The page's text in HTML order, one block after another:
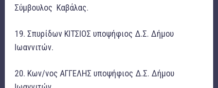
Σύμβουλος Καβάλας.
19. Σπυρίδων ΚΙΤΣΙΟΣ υποψήφιος Δ.Σ. Δήμου
Ιωαννιτών.
20. Κων/νος ΑΓΓΕΛΗΣ υποψήφιος Δ.Σ. Δήμου